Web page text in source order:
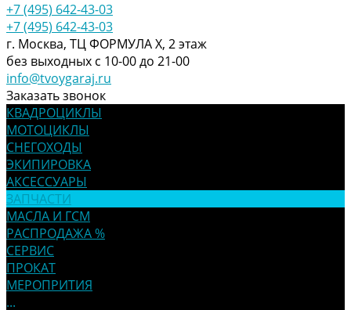
+7 (495) 642-43-03
+7 (495) 642-43-03
г. Москва, ТЦ ФОРМУЛА Х, 2 этаж
без выходных с 10-00 до 21-00
info@tvoygaraj.ru
Заказать звонок
КВАДРОЦИКЛЫ
МОТОЦИКЛЫ
СНЕГОХОДЫ
ЭКИПИРОВКА
АКСЕССУАРЫ
ЗАПЧАСТИ
МАСЛА И ГСМ
РАСПРОДАЖА %
СЕРВИС
ПРОКАТ
МЕРОПРИТИЯ
...